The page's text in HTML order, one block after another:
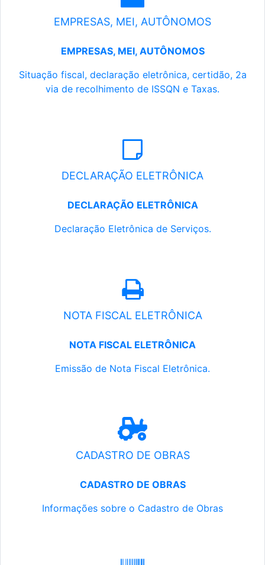
EMPRESAS, MEI, AUTÔNOMOS
EMPRESAS, MEI, AUTÔNOMOS
Situação fiscal, declaração eletrônica, certidão, 2a
via de recolhimento de ISSQN e Taxas.
DECLARAÇÃO ELETRÔNICA
DECLARAÇÃO ELETRÔNICA
Declaração Eletrônica de Serviços.
NOTA FISCAL ELETRÔNICA
NOTA FISCAL ELETRÔNICA
Emissão de Nota Fiscal Eletrônica.
CADASTRO DE OBRAS
CADASTRO DE OBRAS
Informações sobre o Cadastro de Obras